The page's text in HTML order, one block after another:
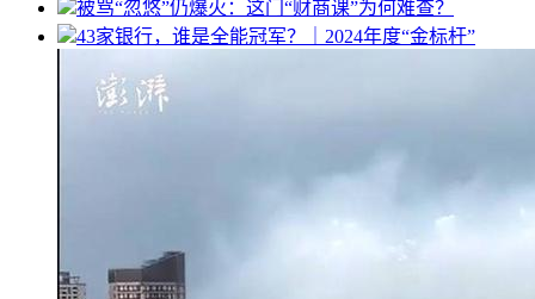
被骂“忽悠”仍爆火：这门“财商课”为何难查？
43家银行，谁是全能冠军？｜2024年度“金标杆”